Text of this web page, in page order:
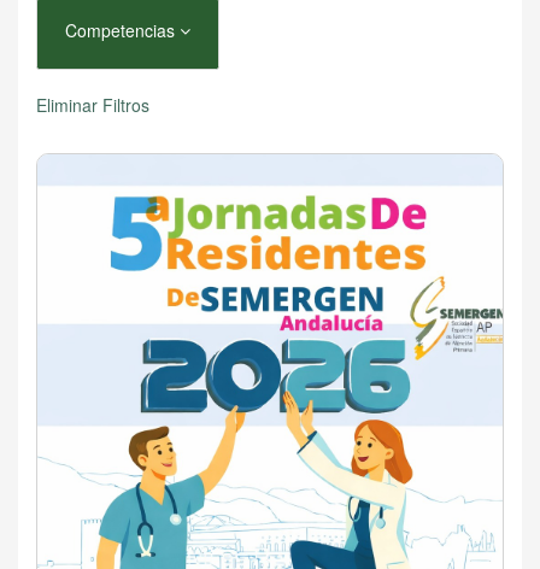
Competencias
Eliminar Filtros